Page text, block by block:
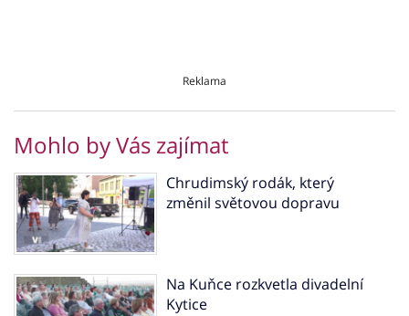
Reklama
Mohlo by Vás zajímat
Chrudimský rodák, který
změnil světovou dopravu
Na Kuňce rozkvetla divadelní
Kytice